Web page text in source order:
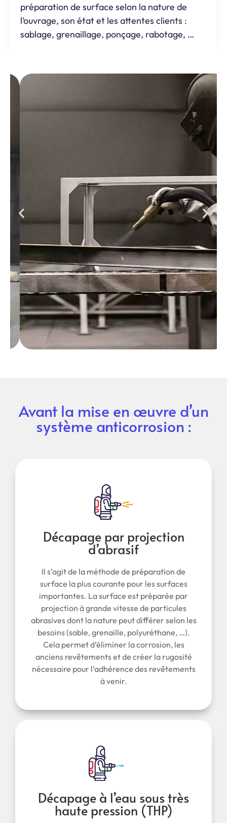
préparation de surface selon la nature de
l’ouvrage, son état et les attentes clients :
sablage, grenaillage, ponçage, rabotage, …
Avant la mise en œuvre d’un
système anticorrosion :
Décapage par projection
d’abrasif
Il s’agit de la méthode de préparation de
surface la plus courante pour les surfaces
importantes. La surface est préparée par
projection à grande vitesse de particules
abrasives dont la nature peut différer selon les
besoins (sable, grenaille, polyuréthane, …).
Cela permet d’éliminer la corrosion, les
anciens revêtements et de créer la rugosité
nécessaire pour l’adhérence des revêtements
à venir.
Décapage à l’eau sous très
haute pression (THP)